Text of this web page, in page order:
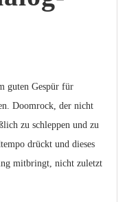
guten Gespür für
Doomrock, der nicht
zu schleppen und zu
drückt und dieses
mitbringt, nicht zuletzt